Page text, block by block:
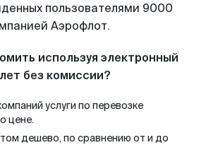
пользователями 9000
Аэрофлот.
используя электронный
без комиссии?
услуги по перевозке
цене.
дешево, по сравнению от и до